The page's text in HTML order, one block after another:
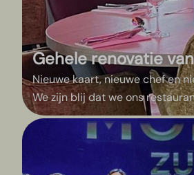
Gehele renovatie
Nieuwe kaart, nieuwe chef en
We zijn blij dat we ons